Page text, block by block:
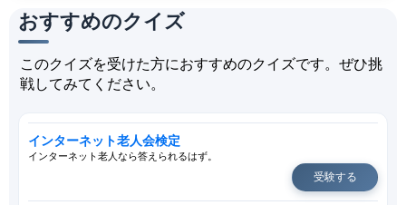
おすすめのクイズ
このクイズを受けた方におすすめのクイズです。ぜひ挑
戦してみてください。
インターネット老人会検定
インターネット老人なら答えられるはず。
受験する